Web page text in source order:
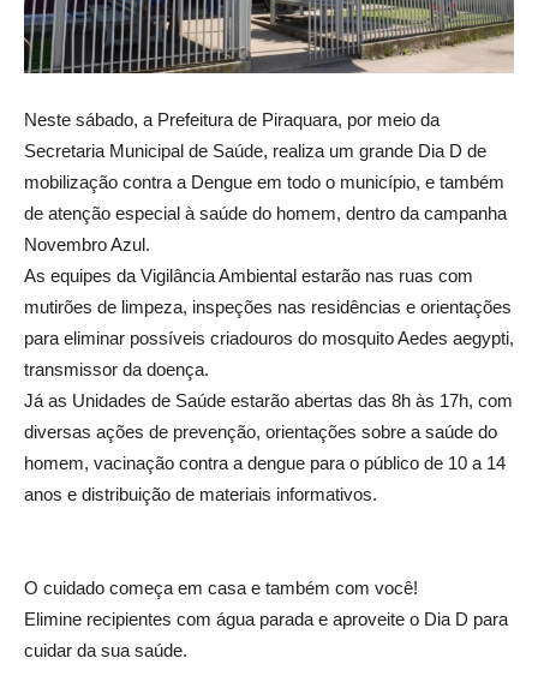
Neste sábado, a Prefeitura de Piraquara, por meio da
Secretaria Municipal de Saúde, realiza um grande Dia D de
mobilização contra a Dengue em todo o município, e também
de atenção especial à saúde do homem, dentro da campanha
Novembro Azul.
As equipes da Vigilância Ambiental estarão nas ruas com
mutirões de limpeza, inspeções nas residências e orientações
para eliminar possíveis criadouros do mosquito Aedes aegypti,
transmissor da doença.
Já as Unidades de Saúde estarão abertas das 8h às 17h, com
diversas ações de prevenção, orientações sobre a saúde do
homem, vacinação contra a dengue para o público de 10 a 14
anos e distribuição de materiais informativos.
O cuidado começa em casa e também com você!
Elimine recipientes com água parada e aproveite o Dia D para
cuidar da sua saúde.